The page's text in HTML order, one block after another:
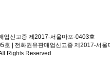
업신고증 제2017-서울마포-0403호
호 | 전화권유판매업신고증 제2017-서울
Rights Reserved.